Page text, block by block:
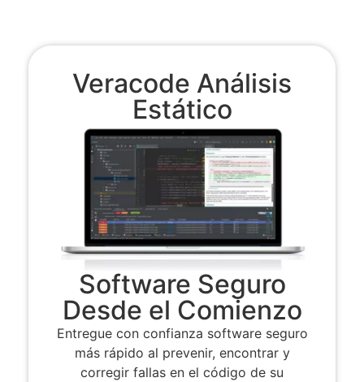
Veracode Análisis
Estático
Software Seguro
Desde el Comienzo
Entregue con confianza software seguro
más rápido al prevenir, encontrar y
corregir fallas en el código de su